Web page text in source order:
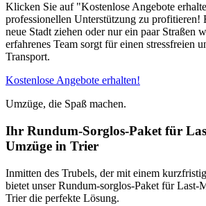
Klicken Sie auf "Kostenlose Angebote
professionellen Unterstützung zu profitieren!
neue Stadt ziehen oder nur ein paar Straßen
erfahrenes Team sorgt für einen stressfreien
Transport.
Kostenlose Angebote erhalten!
Umzüge, die Spaß machen.
Ihr Rundum-Sorglos-Paket für
Umzüge in Trier
Inmitten des Trubels, der mit einem
bietet unser Rundum-sorglos-Paket für Last-
Trier die perfekte Lösung.